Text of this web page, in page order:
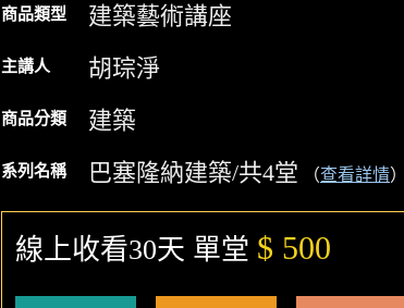
商品類型 建築藝術講座
主講人 胡琮淨
商品分類 建築
系列名稱 巴塞隆納建築/共4堂 （查看詳情）
線上收看30天 單堂 $ 500